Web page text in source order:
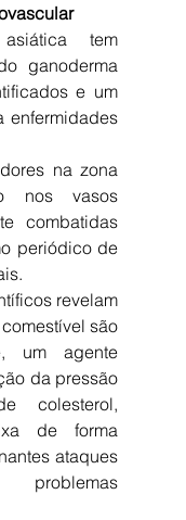
tem
ganoderma
e um
enfermidades
na zona
nos vasos
combatidas
periódico de
revelam
são
um agente
da pressão
colesterol,
de forma
ataques